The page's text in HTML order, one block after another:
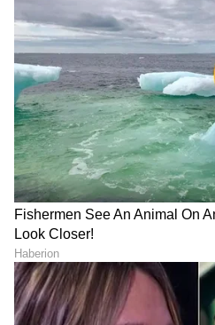
ಶೇ.50 ರಿಂದ ಶೇ.18 ಕ್ಕೆ
ಟ್ರಂಪ್ ಐತಿಹಾಸಿಕ ಒಪ್ಪಂದ |
Trade Deal | Party Rounds